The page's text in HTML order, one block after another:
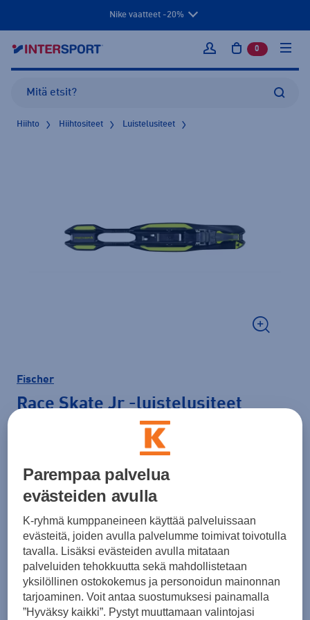
Nike vaatteet -20%
Kirjaudu sisään
0 tuotetta
Hiihto Hiihtositeet Luistelusiteet
Fischer
Race Skate Jr -luistelusiteet
Tätä kokoa jäljellä 1 kpl.
Lisää ostoskoriin
Parempaa palvelua
evästeiden avulla
K-ryhmä kumppaneineen käyttää palveluissaan
evästeitä, joiden avulla palvelumme toimivat toivotulla
tavalla. Lisäksi evästeiden avulla mitataan
palveluiden tehokkuutta sekä mahdollistetaan
yksilöllinen ostokokemus ja personoidun mainonnan
tarjoaminen. Voit antaa suostumuksesi painamalla
”Hyväksy kaikki”. Pystyt muuttamaan valintojasi